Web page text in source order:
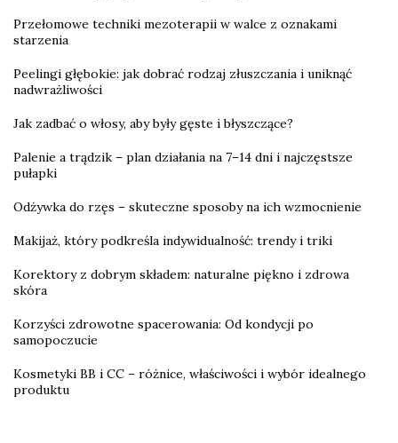
Przełomowe techniki mezoterapii w walce z oznakami
starzenia
Peelingi głębokie: jak dobrać rodzaj złuszczania i uniknąć
nadwrażliwości
Jak zadbać o włosy, aby były gęste i błyszczące?
Palenie a trądzik – plan działania na 7–14 dni i najczęstsze
pułapki
Odżywka do rzęs – skuteczne sposoby na ich wzmocnienie
Makijaż, który podkreśla indywidualność: trendy i triki
Korektory z dobrym składem: naturalne piękno i zdrowa
skóra
Korzyści zdrowotne spacerowania: Od kondycji po
samopoczucie
Kosmetyki BB i CC – różnice, właściwości i wybór idealnego
produktu